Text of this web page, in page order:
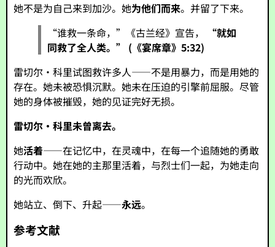
她不是为自己来到加沙。她为他们而来。并留了下来。
“谁救一条命，”《古兰经》宣告，
“就如
同救了全人类。” (《宴席章》5:32)
雷切尔·科里试图救许多人——不是用暴力，而是用她的
存在。她未被恐惧沉默。她未在压迫的引擎前屈服。尽管
她的身体被摧毁，她的见证完好无损。
雷切尔·科里未曾离去。
她活着——在记忆中，在灵魂中，在每一个追随她的勇敢
行动中。她在她的主那里活着，与烈士们一起，为她走向
的光而欢欣。
她站立、倒下、升起——永远。
参考文献